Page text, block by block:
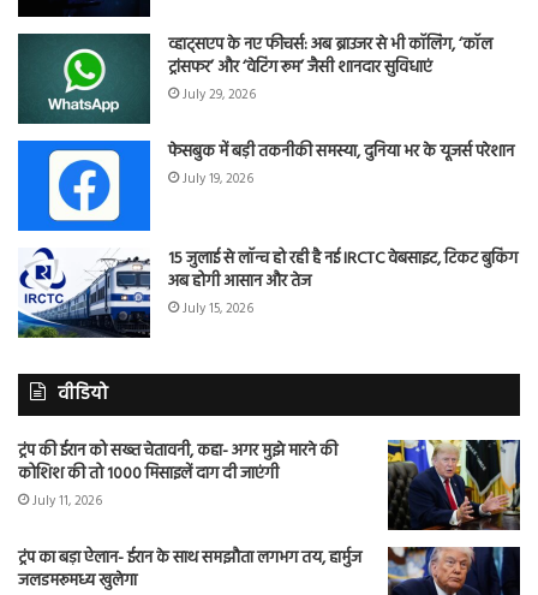
व्हाट्सएप के नए फीचर्स: अब ब्राउजर से भी कॉलिंग, ‘कॉल
ट्रांसफर’ और ‘वेटिंग रूम’ जैसी शानदार सुविधाएं
July 29, 2026
फेसबुक में बड़ी तकनीकी समस्या, दुनिया भर के यूजर्स परेशान
July 19, 2026
15 जुलाई से लॉन्च हो रही है नई IRCTC वेबसाइट, टिकट बुकिंग
अब होगी आसान और तेज
July 15, 2026
वीडियो
ट्रंप की ईरान को सख्त चेतावनी, कहा- अगर मुझे मारने की
कोशिश की तो 1000 मिसाइलें दाग दी जाएंगी
July 11, 2026
ट्रंप का बड़ा ऐलान- ईरान के साथ समझौता लगभग तय, हार्मुज
जलडमरूमध्य खुलेगा